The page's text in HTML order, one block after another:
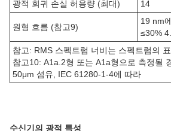
광적 회귀 손실 허용량 (최대)
14
원형 흐름 (참고9)
19 nm
≤30%
참고: RMS 스펙트럼 너비는 스펙트럼의
참고10: A1a.2형 또는 A1a형으로 측정될
50μm 섬유, IEC 61280-1-4에 따라
수신기의 광적 특성